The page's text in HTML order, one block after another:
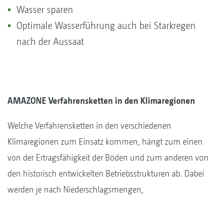
Wasser sparen
Optimale Wasserführung auch bei Starkregen
nach der Aussaat
AMAZONE Verfahrensketten in den Klimaregionen
Welche Verfahrensketten in den verschiedenen
Klimaregionen zum Einsatz kommen, hängt zum einen
von der Ertragsfähigkeit der Böden und zum anderen von
den historisch entwickelten Betriebsstrukturen ab. Dabei
werden je nach Niederschlagsmengen,